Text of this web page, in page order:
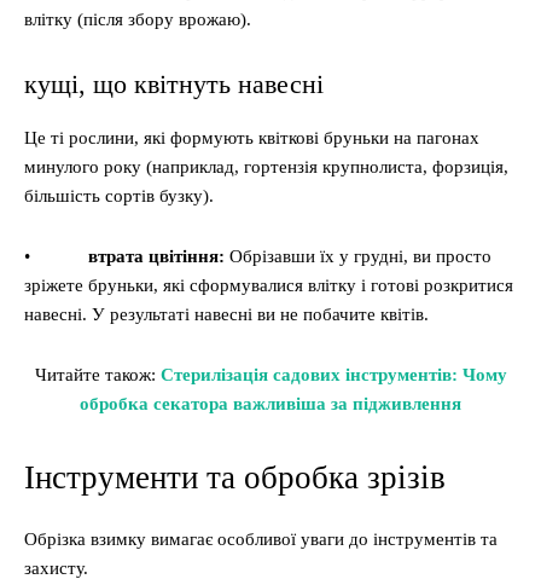
влітку (після збору врожаю).
кущі, що квітнуть навесні
Це ті рослини, які формують квіткові бруньки на пагонах
минулого року (наприклад, гортензія крупнолиста, форзиція,
більшість сортів бузку).
• втрата цвітіння: Обрізавши їх у грудні, ви просто
зріжете бруньки, які сформувалися влітку і готові розкритися
навесні. У результаті навесні ви не побачите квітів.
Читайте також: Стерилізація садових інструментів: Чому
обробка секатора важливіша за підживлення
Інструменти та обробка зрізів
Обрізка взимку вимагає особливої уваги до інструментів та
захисту.